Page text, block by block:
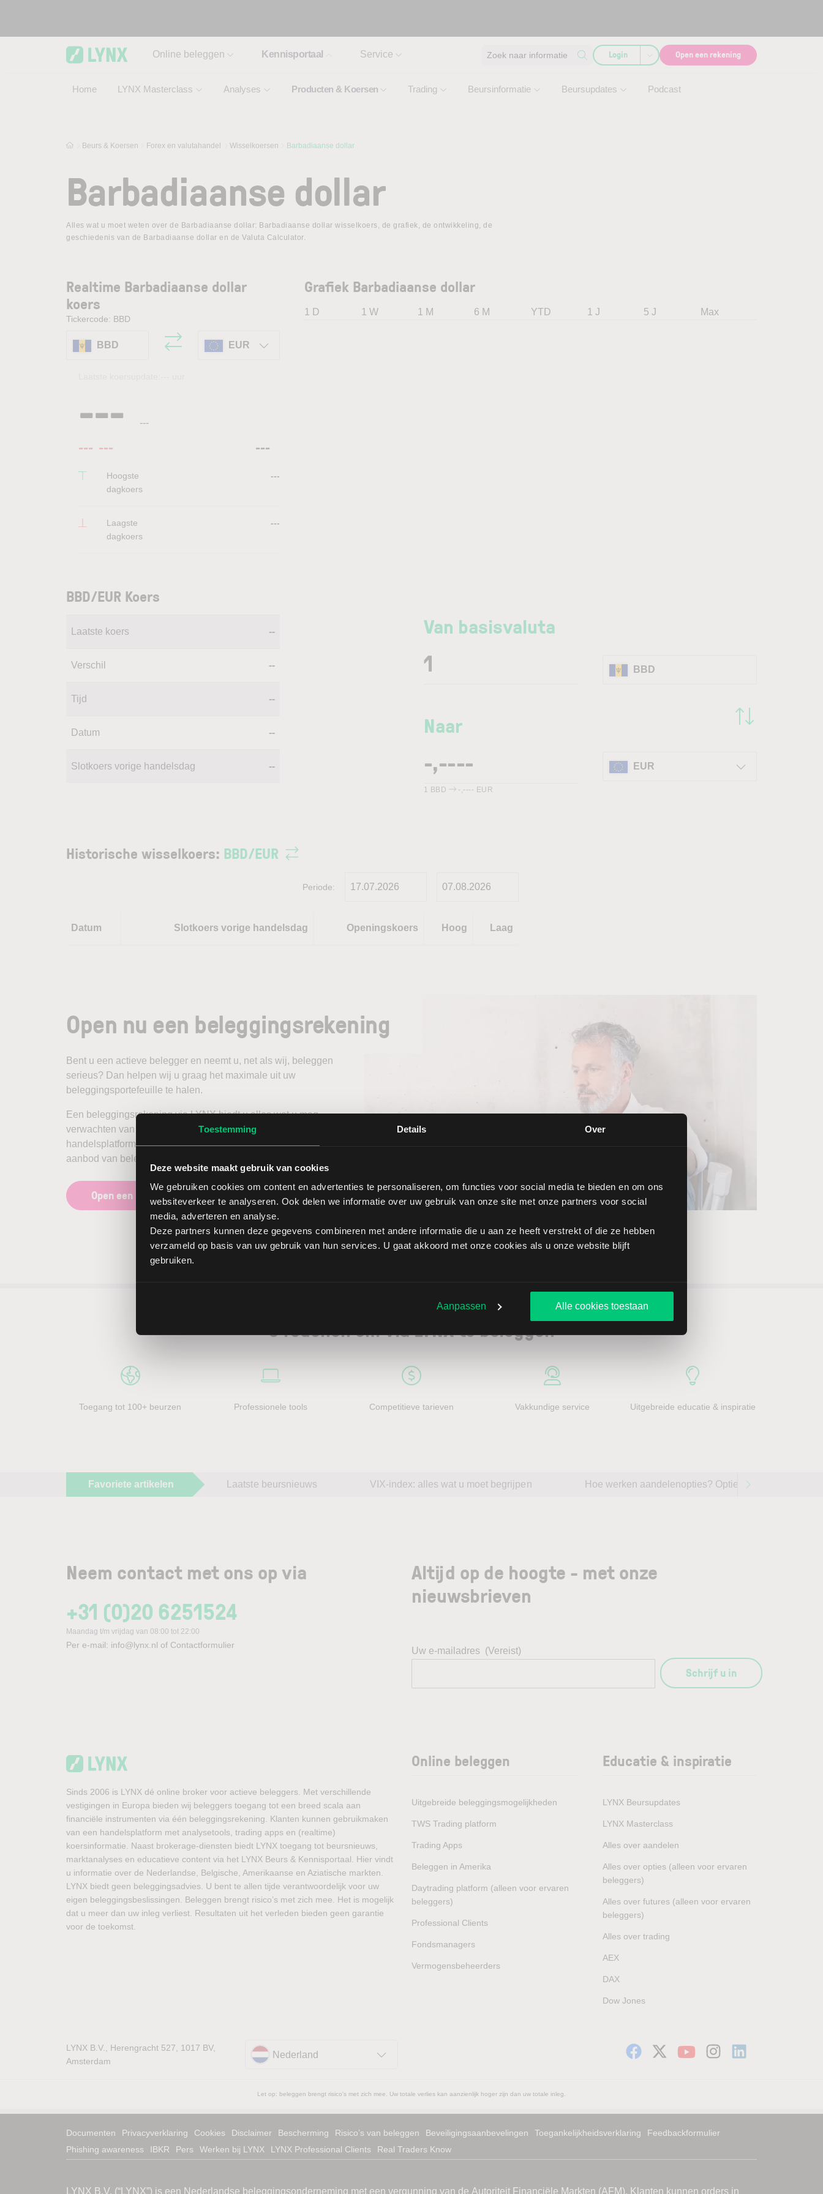
Toestemming Details Over
Deze website maakt gebruik van cookies
We gebruiken cookies om content en advertenties te personaliseren, om functies voor social media te bieden en om ons
websiteverkeer te analyseren. Ook delen we informatie over uw gebruik van onze site met onze partners voor social
media, adverteren en analyse.
Deze partners kunnen deze gegevens combineren met andere informatie die u aan ze heeft verstrekt of die ze hebben
verzameld op basis van uw gebruik van hun services. U gaat akkoord met onze cookies als u onze website blijft
gebruiken.
Aanpassen Alle cookies toestaan
Online beleggen Kennisportaal
Home LYNX Masterclass Analyses Producten & Koersen Trading Beursinformatie Beursupdates Podcast
Service Zoek naar informatie Login Open een rekening
Beurs & Koersen Forex en valutahandel Wisselkoersen Barbadiaanse dollar
Barbadiaanse dollar
Alles wat u moet weten over de Barbadiaanse dollar: Barbadiaanse dollar wisselkoers, de grafiek, de ontwikkeling, de
geschiedenis van de Barbadiaanse dollar en de Valuta Calculator.
Realtime Barbadiaanse dollar
koers
Tickercode: BBD
BBD EUR
--- ---
--- --- ---
Hoogste
dagkoers
---
Laagste
dagkoers
---
Grafiek Barbadiaanse dollar
1 D 1 W 1 M 6 M YTD 1 J 5 J Max
BBD/EUR Koers
Laatste koers --
Verschil --
Tijd --
Datum --
Slotkoers vorige handelsdag --
Van basisvaluta
Naar
BBD
EUR
1 BBD -,---- EUR
Historische wisselkoers: BBD/EUR
Periode:
Datum Slotkoers vorige handelsdag Openingskoers Hoog Laag
Open nu een beleggingsrekening
Bent u een actieve belegger en neemt u, net als wij, beleggen
serieus? Dan helpen wij u graag het maximale uit uw
beleggingsportefeuille te halen.
Een beleggingsrekening via LYNX biedt u alles wat u mag
verwachten van een broker. Een stabiel en intuïtief
handelsplatform, scherpe tarieven en een zeer uitgebreid
aanbod van beleggingsproducten en beurzen.
Open een beleggingsrekening
5 redenen om via LYNX te beleggen
Toegang tot 100+ beurzen Professionele tools Competitieve tarieven Vakkundige service Uitgebreide educatie & inspiratie
Favoriete artikelen Laatste beursnieuws VIX-index: alles wat u moet begrijpen Hoe werken aandelenopties? Opties handelen op
Neem contact met ons op via
+31 (0)20 6251524
Maandag t/m vrijdag van 08:00 tot 22:00
Per e-mail: info@lynx.nl of Contactformulier
Altijd op de hoogte - met onze
nieuwsbrieven
Uw e-mailadres (Vereist)
Schrijf u in
Sinds 2006 is LYNX dé online broker voor actieve beleggers. Met verschillende
vestigingen in Europa bieden wij beleggers toegang tot een breed scala aan
financiële instrumenten via één beleggingsrekening. Klanten kunnen gebruikmaken
van een handelsplatform met analysetools, trading apps en (realtime)
koersinformatie. Naast brokerage-diensten biedt LYNX toegang tot beursnieuws,
marktanalyses en educatieve content via het LYNX Beurs & Kennisportaal. Hier vindt
u informatie over de Nederlandse, Belgische, Amerikaanse en Aziatische markten.
LYNX biedt geen beleggingsadvies. U bent te allen tijde verantwoordelijk voor uw
eigen beleggingsbeslissingen. Beleggen brengt risico’s met zich mee. Het is mogelijk
dat u meer dan uw inleg verliest. Resultaten uit het verleden bieden geen garantie
voor de toekomst.
Online beleggen
Uitgebreide beleggingsmogelijkheden
TWS Trading platform
Trading Apps
Beleggen in Amerika
Daytrading platform (alleen voor ervaren
beleggers)
Professional Clients
Fondsmanagers
Vermogensbeheerders
Educatie & inspiratie
LYNX Beursupdates
LYNX Masterclass
Alles over aandelen
Alles over opties (alleen voor ervaren
beleggers)
Alles over futures (alleen voor ervaren
beleggers)
Alles over trading
AEX
DAX
Dow Jones
LYNX B.V., Herengracht 527, 1017 BV,
Amsterdam
Nederland
Let op: beleggen brengt risico's met zich mee. Uw totale verlies kan aanzienlijk hoger zijn dan uw totale inleg.
Documenten Privacyverklaring Cookies Disclaimer Bescherming Risico’s van beleggen Beveiligingsaanbevelingen Toegankelijkheidsverklaring
Feedbackformulier
Phishing awareness
IBKR Pers Werken bij LYNX LYNX Professional Clients Real Traders Know